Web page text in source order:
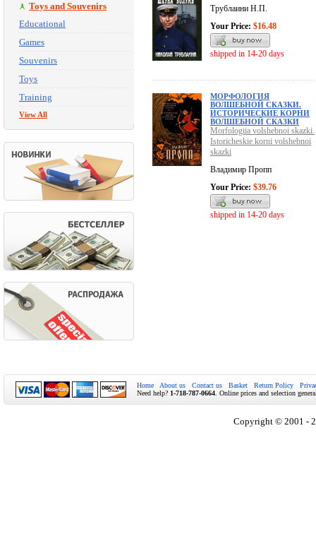
Toys and Souvenirs
Educational
Games
Souvenirs
Toys
Training
View All
Трублаини Н.П.
Your Price: $16.48
shipped in 14-20 days
МОРФОЛОГИЯ
ВОЛШЕБНОЙ СКАЗКИ.
ИСТОРИЧЕСКИЕ КОРНИ
ВОЛШЕБНОЙ СКАЗКИ
Morfologiia volshebnoi skazki.
Istoricheskie korni volshebnoi
skazki
Владимир Пропп
Your Price: $39.76
shipped in 14-20 days
Home About us Contact us Basket Return Policy
Need help? 1-718-787-0664 . Online prices and selection
Copyright © 2001 -